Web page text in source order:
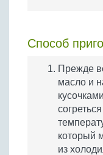
Способ
Прежде
масло и
который
из